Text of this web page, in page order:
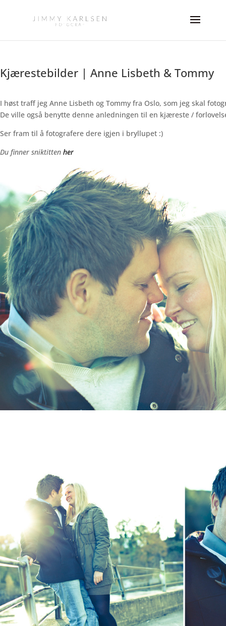
Kjærestebilder | Anne Lisbeth & Tommy
I høst traff jeg Anne Lisbeth og Tommy fra Oslo, som jeg skal
De ville også benytte denne anledningen til en kjæreste /
Ser fram til å fotografere dere igjen i bryllupet :)
Du finner sniktitten her